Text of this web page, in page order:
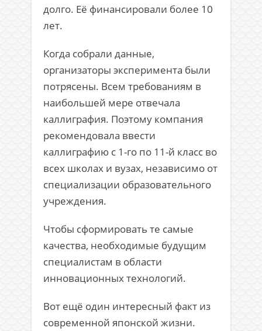
долго. Её финансировали более 10
лет.
Когда собрали данные,
организаторы эксперимента были
потрясены. Всем требованиям в
наибольшей мере отвечала
каллиграфия. Поэтому компания
рекомендовала ввести
каллиграфию с 1-го по 11-й класс во
всех школах и вузах, независимо от
специализации образовательного
учреждения.
Чтобы сформировать те самые
качества, необходимые будущим
специалистам в области
инновационных технологий.
Вот ещё один интересный факт из
современной японской жизни.